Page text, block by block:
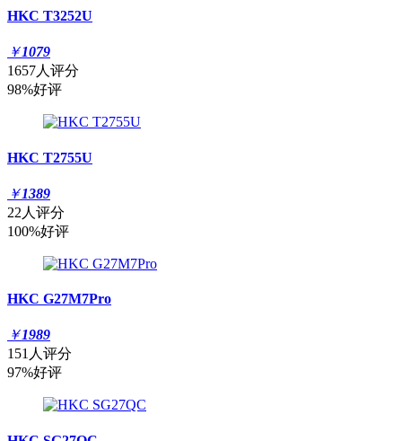
HKC T3252U
￥1079
1657人评分
98%好评
HKC T2755U
￥1389
22人评分
100%好评
HKC G27M7Pro
￥1989
151人评分
97%好评